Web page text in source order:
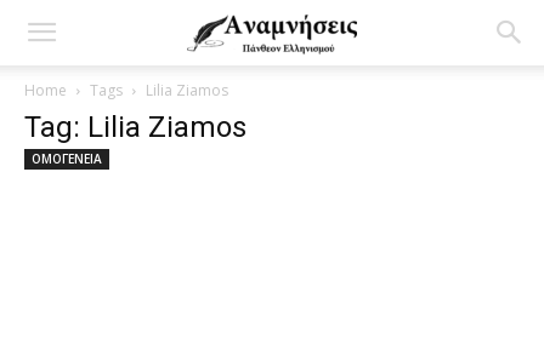
Home Tags Lilia Ziamos
Tag: Lilia Ziamos
ΟΜΟΓΕΝΕΙΑ